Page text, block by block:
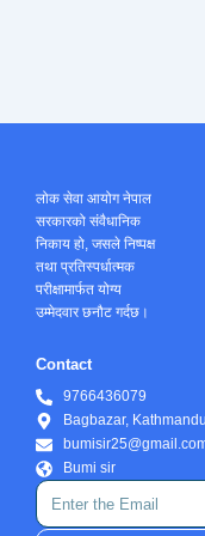
लोक सेवा आयोग नेपाल
सरकारको संवैधानिक
निकाय हो, जसले निष्पक्ष
तथा प्रतिस्पर्धात्मक
परीक्षामार्फत योग्य
उम्मेदवार छनौट गर्दछ।
Contact
9766436079
Bagbazar, Kathmandu
Bumi sir